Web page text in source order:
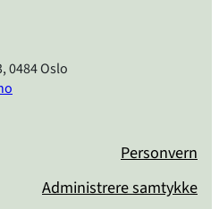
0484 Oslo
Personvern
Administrere samtykke